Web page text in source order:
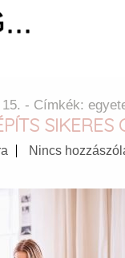
- Címkék:
Nincs